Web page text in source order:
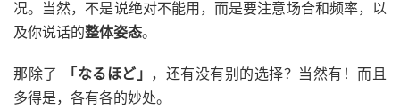
况。当然，不是说绝对不能用，而是要注意场合和频率，以
及你说话的整体姿态。
那除了 「なるほど」 ，还有没有别的选择？当然有！而且
多得是，各有各的妙处。